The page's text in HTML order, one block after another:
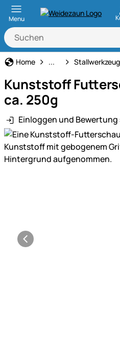
Menu
Home Haus und Hof
... Stallwerkzeug
Kunststoff
ca. 250g
Einloggen und
Produktgalerie